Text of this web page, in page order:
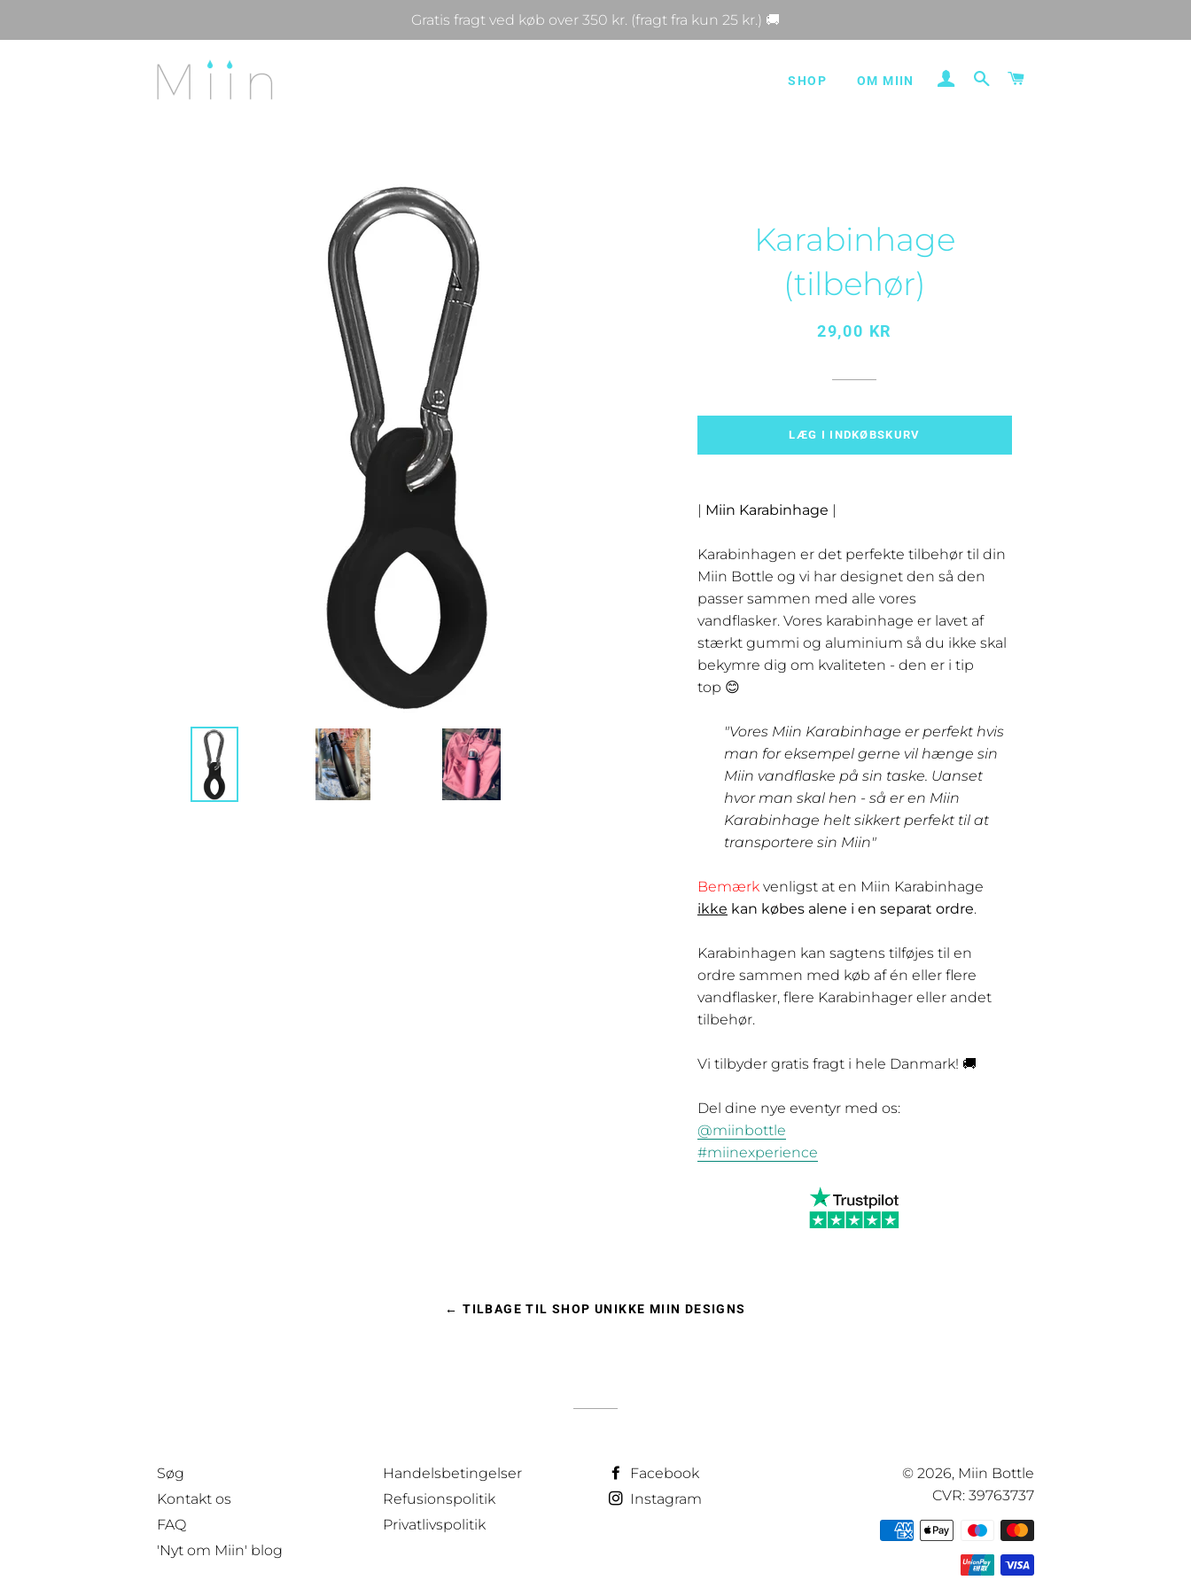
Gratis fragt ved køb over 350 kr. (fragt fra kun 25 kr.) 🚚
SHOP OM MIIN LOG IND
SØG
Karabinhage
(tilbehør)
Normalpris
Udsalgspris
29,00 KR
LÆG I INDKØBSKURV
| Miin Karabinhage |
Karabinhagen er det perfekte tilbehør til din
Miin Bottle og vi har designet den så den
passer sammen med alle vores
vandflasker. Vores karabinhage er lavet af
stærkt gummi og aluminium så du ikke skal
bekymre dig om kvaliteten - den er i tip
top 😊
"Vores Miin Karabinhage er perfekt hvis
man for eksempel gerne vil hænge sin
Miin vandflaske på sin taske. Uanset
hvor man skal hen - så er en Miin
Karabinhage helt sikkert perfekt til at
transportere sin Miin"
Bemærkvenligst at en Miin Karabinhage
ikke kan købes alene i en separat ordre.
Karabinhagen kan sagtens tilføjes til en
ordre sammen med køb af én eller flere
vandflasker, flere Karabinhager eller andet
tilbehør.
Vi tilbyder gratis fragt i hele Danmark! 🚚
Del dine nye eventyr med os:
@miinbottle
#miinexperience
← TILBAGE TIL SHOP UNIKKE MIIN DESIGNS
Søg
Kontakt os
FAQ
'Nyt om Miin' blog
Handelsbetingelser
Refusionspolitik
Privatlivspolitik
Facebook
Instagram
© 2026, Miin Bottle
CVR: 39763737